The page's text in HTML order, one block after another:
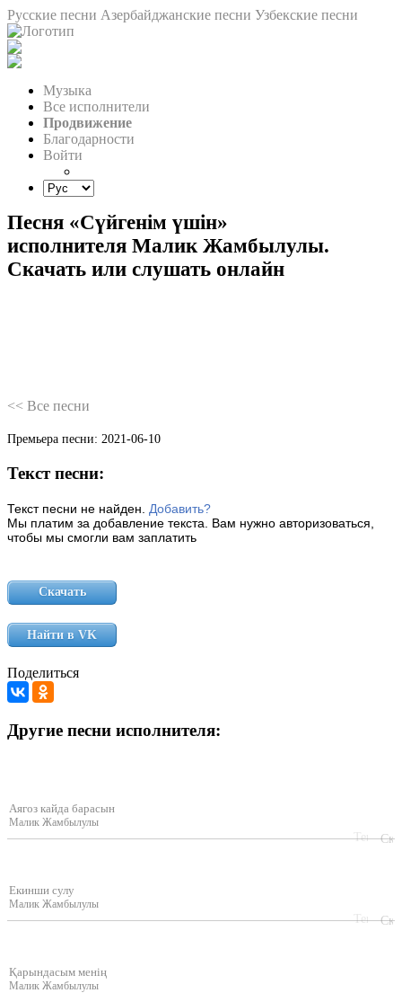
Русские песни Азербайджанские песни Узбекские песни
Музыка
Все исполнители
Продвижение
Благодарности
Войти
Песня «Сүйгенім үшін»
исполнителя Малик Жамбылулы.
Скачать или слушать онлайн
<< Все песни
Премьера песни: 2021-06-10
Текст песни:
Текст песни не найден. Добавить?
Мы платим за добавление текста. Вам нужно авторизоваться,
чтобы мы смогли вам заплатить
Скачать
Найти в VK
Поделиться
Другие песни исполнителя:
Аягоз кайда барасын
Малик Жамбылулы
Екинши сулу
Малик Жамбылулы
Қарындасым менің
Малик Жамбылулы